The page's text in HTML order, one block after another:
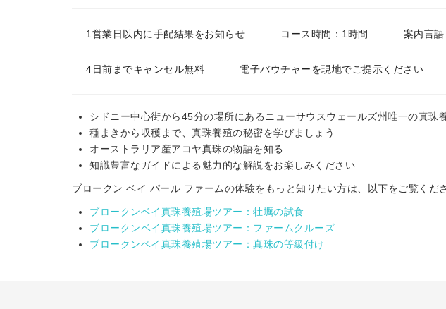
1営業日以内に手配結果をお知らせ コース時間：1時間 案内言
4日前までキャンセル無料 電子バウチャーを現地でご提示ください
シドニー中心街から45分の場所にあるニューサウスウェールズ州唯一の真珠
種まきから収穫まで、真珠養殖の秘密を学びましょう
オーストラリア産アコヤ真珠の物語を知る
知識豊富なガイドによる魅力的な解説をお楽しみください
ブロークン ベイ パール ファームの体験をもっと知りたい方は、以下をご覧くださ
ブロークンベイ真珠養殖場ツアー：牡蠣の試食
ブロークンベイ真珠養殖場ツアー：ファームクルーズ
ブロークンベイ真珠養殖場ツアー：真珠の等級付け